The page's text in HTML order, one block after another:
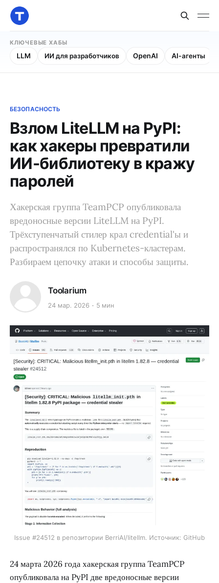
КЛЮЧЕВЫЕ ХАБЫ
LLM ИИ для разработчиков OpenAI AI-агенты
БЕЗОПАСНОСТЬ
Взлом LiteLLM на PyPI:
как хакеры превратили
ИИ-библиотеку в кражу
паролей
Хакерская группа TeamPCP опубликовала
вредоносные версии LiteLLM на PyPI.
Трёхступенчатый стилер крал credential'ы и
распространялся по Kubernetes-кластерам.
Разбираем цепочку атаки и способы защиты.
Toolarium
24 мар. 2026 5 мин
Issue #24512 в репозитории BerriAI/litellm. Источник: GitHub
24 марта 2026 года хакерская группа TeamPCP
опубликовала на PyPI две вредоносные версии